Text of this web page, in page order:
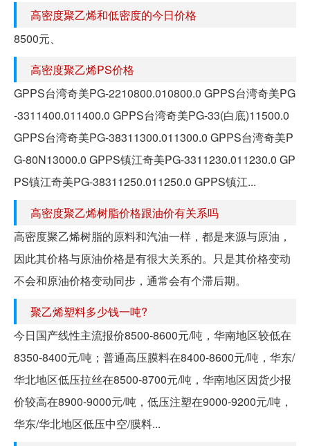
高密度聚乙烯和低密度的今日价格
8500元、
高密度聚乙烯PS价格
GPPS台湾奇美PG-2210800.010800.0 GPPS台湾奇美PG
-3311400.011400.0 GPPS台湾奇美PG-33(白底)11500.0
GPPS台湾奇美PG-38311300.011300.0 GPPS台湾奇美P
G-80N13000.0 GPPS镇江奇美PG-3311230.011230.0 GP
PS镇江奇美PG-38311250.011250.0 GPPS镇江...
高密度聚乙烯树脂价格跟油价有关系吗
高密度聚乙烯树脂的原料和汽油一样，都是来源与原油，
因此其价格与原油价格是有很大关系的。只是其价格变动
不会和原油价格变动同步，通常会有个滞后期。
聚乙烯塑料多少钱一吨?
今日国产线性主流报价8500-8600元/吨，华南地区较低在
8350-8400元/吨；普通高压膜料在8400-8600元/吨，华东/
华北地区低压拉丝在8500-8700元/吨，华南地区因货少报
价较高在8900-9000元/吨，低压注塑在9000-9200元/吨，
华东/华北地区低压中空/膜料...